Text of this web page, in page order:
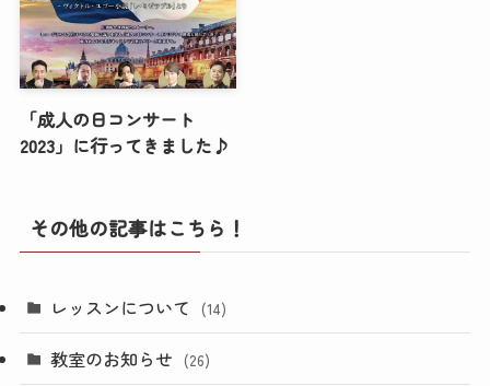
「成人の日コンサート
2023」に行ってきました♪
その他の記事はこちら！
レッスンについて (14)
教室のお知らせ (26)